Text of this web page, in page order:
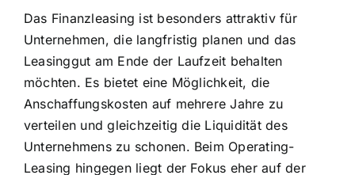
Das Finanzleasing ist besonders attraktiv für
Unternehmen, die langfristig planen und das
Leasinggut am Ende der Laufzeit behalten
möchten. Es bietet eine Möglichkeit, die
Anschaffungskosten auf mehrere Jahre zu
verteilen und gleichzeitig die Liquidität des
Unternehmens zu schonen. Beim Operating-
Leasing hingegen liegt der Fokus eher auf der